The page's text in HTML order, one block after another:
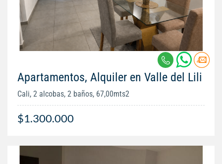
Apartamentos, Alquiler en Valle del Lili
Cali, 2 alcobas, 2 baños, 67,00mts2
$1.300.000